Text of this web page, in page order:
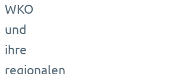
WKO
und
ihre
regionalen